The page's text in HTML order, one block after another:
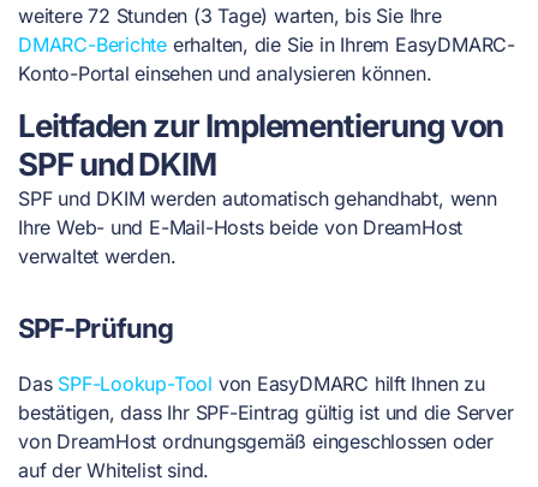
weitere 72 Stunden (3 Tage) warten, bis Sie Ihre
DMARC-Berichte erhalten, die Sie in Ihrem EasyDMARC-
Konto-Portal einsehen und analysieren können.
Leitfaden zur Implementierung von
SPF und DKIM
SPF und DKIM werden automatisch gehandhabt, wenn
Ihre Web- und E-Mail-Hosts beide von DreamHost
verwaltet werden.
SPF-Prüfung
Das SPF-Lookup-Tool von EasyDMARC hilft Ihnen zu
bestätigen, dass Ihr SPF-Eintrag gültig ist und die Server
von DreamHost ordnungsgemäß eingeschlossen oder
auf der Whitelist sind.